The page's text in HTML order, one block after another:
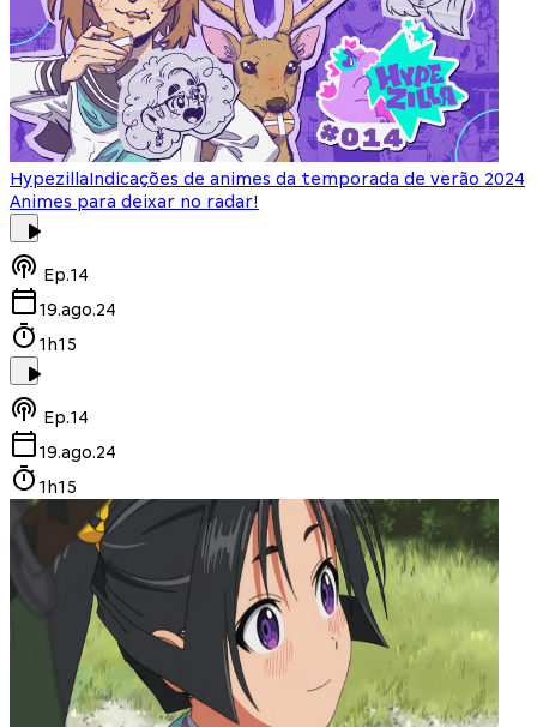
HypezillaIndicações de animes da temporada de verão 2024
Animes para deixar no radar!
Ep.14
19.ago.24
1h15
Ep.14
19.ago.24
1h15